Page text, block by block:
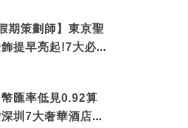
期策劃師】東京聖
提早亮起!7大必去
幣匯率低見0.92算
圳7大奢華酒店體